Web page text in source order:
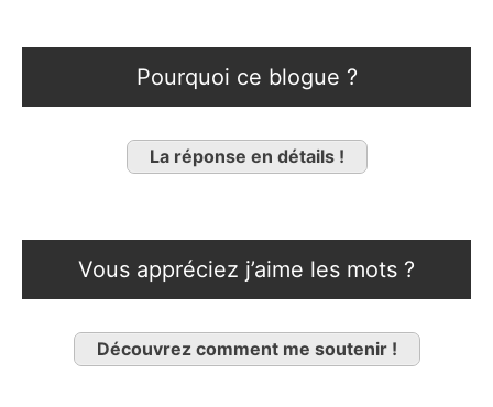
Pourquoi ce blogue ?
La réponse en détails !
Vous appréciez j’aime les mots ?
Découvrez comment me soutenir !